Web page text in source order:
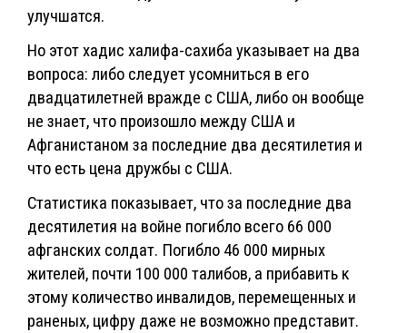
улучшатся.
Но этот хадис халифа-сахиба указывает на два
вопроса: либо следует усомниться в его
двадцатилетней вражде с США, либо он вообще
не знает, что произошло между США и
Афганистаном за последние два десятилетия и
что есть цена дружбы с США.
Статистика показывает, что за последние два
десятилетия на войне погибло всего 66 000
афганских солдат. Погибло 46 000 мирных
жителей, почти 100 000 талибов, а прибавить к
этому количество инвалидов, перемещенных и
раненых, цифру даже не возможно представит.